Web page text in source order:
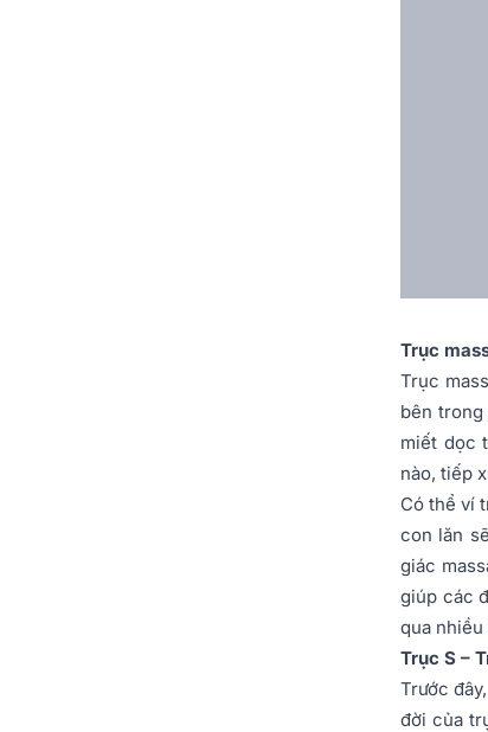
Trục
Trục
bên trong
miết dọc
nào, tiếp
Có thể ví
con lăn
giác
giúp các
qua nhiều
Trục S –
Trước
đời của